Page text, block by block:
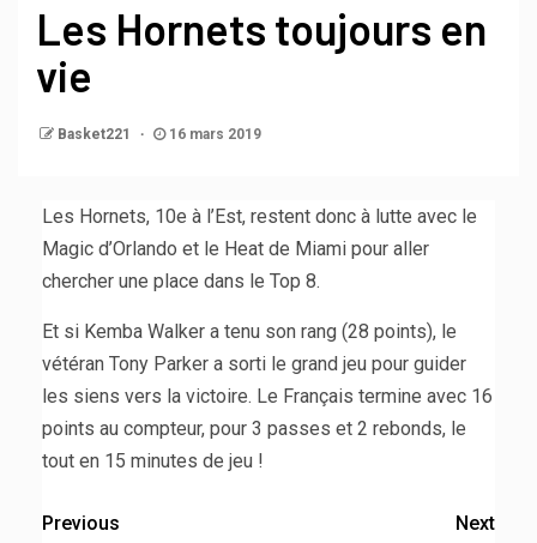
Les Hornets toujours en
vie
Basket221 16 mars 2019
Les Hornets, 10e à l’Est, restent donc à lutte avec le
Magic d’Orlando et le Heat de Miami pour aller
chercher une place dans le Top 8.
Et si Kemba Walker a tenu son rang (28 points), le
vétéran Tony Parker a sorti le grand jeu pour guider
les siens vers la victoire. Le Français termine avec 16
points au compteur, pour 3 passes et 2 rebonds, le
tout en 15 minutes de jeu !
Previous
Next